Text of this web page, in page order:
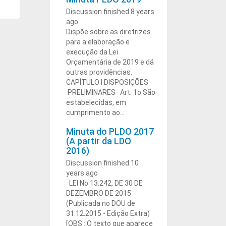
Discussion finished 8 years
ago
Dispõe sobre as diretrizes
para a elaboração e
execução da Lei
Orçamentária de 2019 e dá
outras providências.
CAPÍTULO I DISPOSIÇÕES
PRELIMINARES Art. 1o São
estabelecidas, em
cumprimento ao...
Minuta do PLDO 2017
(A partir da LDO
2016)
Discussion finished 10
years ago
LEI No 13.242, DE 30 DE
DEZEMBRO DE 2015
(Publicada no DOU de
31.12.2015 - Edição Extra)
[OBS.: O texto que aparece